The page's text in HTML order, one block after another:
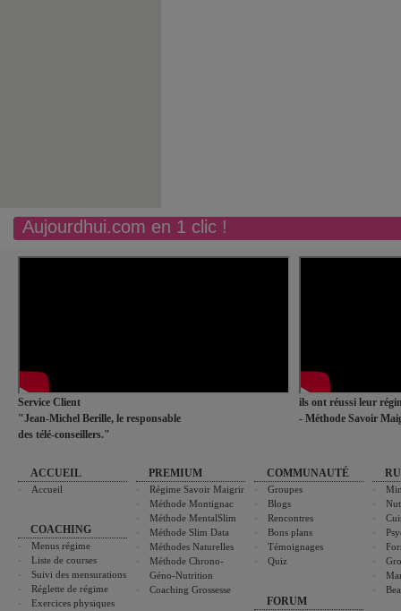
Aujourdhui.com en 1 clic !
Service Client
"Jean-Michel Berille, le responsable
des télé-conseillers."
ils ont réussi leur
- Méthode Savoir
ACCUEIL
Accueil
COACHING
Menus régime
Liste de courses
Suivi des mensurations
Réglette de régime
Exercices physiques
PREMIUM
Régime Savoir Maigrir
Méthode Montignac
Méthode MentalSlim
Méthode Slim Data
Méthodes Naturelles
Méthode Chrono-
Géno-Nutrition
Coaching Grossesse
COMMUNAUTÉ
Groupes
Blogs
Rencontres
Bons plans
Témoignages
Quiz
FORUM